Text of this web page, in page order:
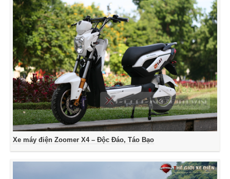
Xe máy điện Zoomer X4 – Độc Đáo, Táo Bạo